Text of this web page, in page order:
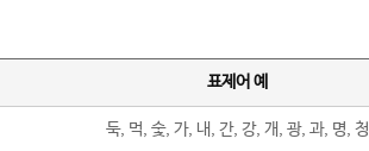
표제어 예
둑, 먹, 숯, 가, 내, 간, 강, 개, 광, 과, 명, 청